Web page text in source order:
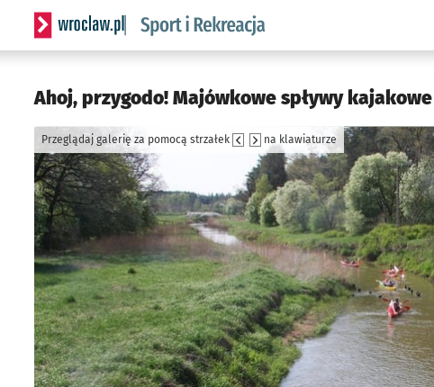
Serwis informacyjny wroclaw.pl podserwis: Sport i rekreacja
Ahoj, przygodo! Majówkowe spływy kajakowe
Przeglądaj galerię za pomocą strzałek na klawiaturze